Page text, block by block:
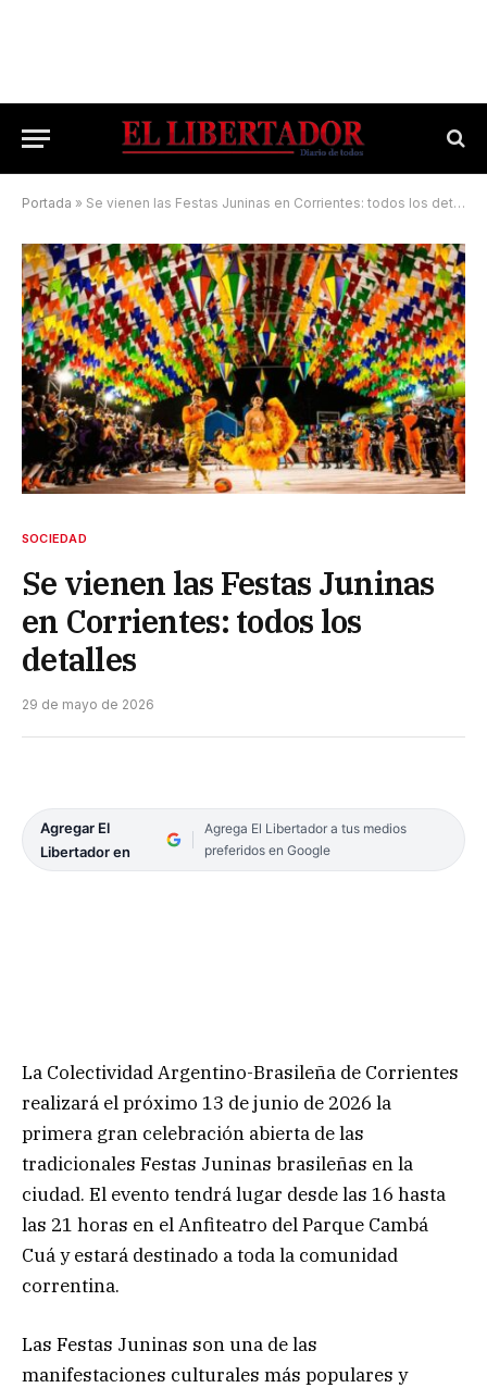
Portada » Se vienen las Festas Juninas en Corrientes: todos los detalles
SOCIEDAD
Se vienen las Festas Juninas
en Corrientes: todos los
detalles
29 de mayo de 2026
Agregar El
Libertador en
Agrega El Libertador a tus medios
preferidos en Google
La Colectividad Argentino-Brasileña de Corrientes
realizará el próximo 13 de junio de 2026 la
primera gran celebración abierta de las
tradicionales Festas Juninas brasileñas en la
ciudad. El evento tendrá lugar desde las 16 hasta
las 21 horas en el Anfiteatro del Parque Cambá
Cuá y estará destinado a toda la comunidad
correntina.
Las Festas Juninas son una de las
manifestaciones culturales más populares y